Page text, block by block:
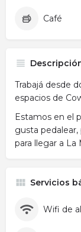
Café
Trabajá desde
espacios de
Estamos en el
gusta
para llegar a La
Servicios